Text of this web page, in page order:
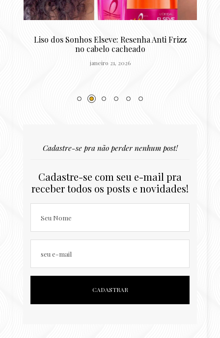
Liso dos Sonhos Elseve: Resenha Anti Frizz
no cabelo cacheado
janeiro 21, 2026
Cadastre-se pra não perder nenhum post!
Cadastre-se com seu e-mail pra
receber todos os posts e novidades!
Seu Nome
seu e-mail